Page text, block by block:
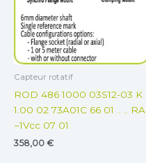
Capteur rotatif
ROD 486 1000 03S12-03 K
1.00 02 73A01C 66 01 .. .. RA
~1Vcc 07 01
358,00 €